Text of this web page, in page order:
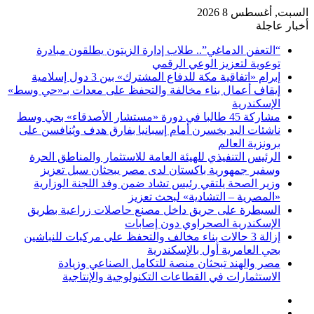
السبت, أغسطس 8 2026
أخبار عاجلة
“التعفن الدماغي”.. طلاب إدارة الزيتون يطلقون مبادرة
توعوية لتعزيز الوعي الرقمي
إبرام «اتفاقية مكة للدفاع المشترك» بين 3 دول إسلامية
إيقاف أعمال بناء مخالفة والتحفظ على معدات بـ«حي وسط»
الإسكندرية
مشاركة 45 طالبا في دورة «مستشار الأصدقاء» بحي وسط
ناشئات اليد يخسرن أمام إسبانيا بفارق هدف ويُنافسن على
برونزية العالم
الرئيس التنفيذي للهيئة العامة للاستثمار والمناطق الحرة
وسفير جمهورية باكستان لدى مصر يبحثان سبل تعزيز
وزير الصحة يلتقي رئيس تشاد ضمن وفد اللجنة الوزارية
«المصرية – التشادية» لبحث تعزيز
السيطرة على حريق داخل مصنع حاصلات زراعية بطريق
الإسكندرية الصحراوي دون إصابات
إزالة 3 حالات بناء مخالف والتحفظ على مركبات للنباشين
بحي العامرية أول بالإسكندرية
مصر والهند تبحثان منصة للتكامل الصناعي وزيادة
الاستثمارات في القطاعات التكنولوجية والإنتاجية